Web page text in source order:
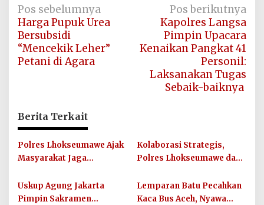
Navigasi
pos
Pos sebelumnya
Harga Pupuk Urea
Bersubsidi
“Mencekik Leher”
Petani di Agara
Pos berikutnya
Kapolres Langsa
Pimpin Upacara
Kenaikan Pangkat 41
Personil:
Laksanakan Tugas
Sebaik-baiknya
Berita Terkait
Polres Lhokseumawe Ajak
Masyarakat Jaga
Sportivitas Jelang Piala
Dunia 2026
Kolaborasi Strategis,
Polres Lhokseumawe dan
Layanan Publik
Berkualitas
Uskup Agung Jakarta
Pimpin Sakramen
Lemparan Batu Pecahkan
Kaca Bus Aceh, Nyawa